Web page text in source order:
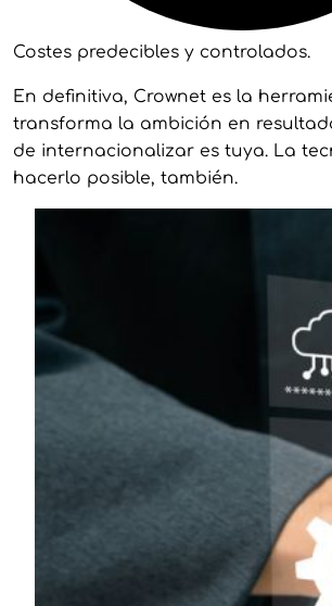
Costes predecibles y controlados.
En definitiva, Crownet es la
transforma la ambición en
de internacionalizar es tuya. La
hacerlo posible, también.